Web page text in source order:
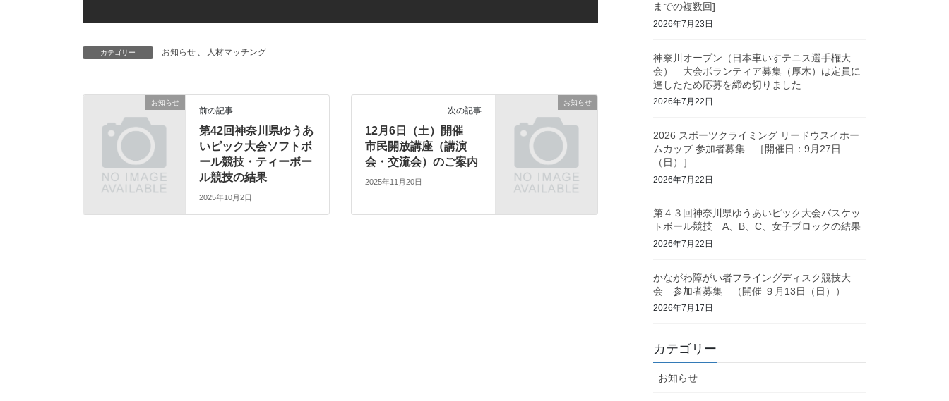
カテゴリー お知らせ 人材マッチング
お知らせ
前の記事
第42回神奈川県ゆうあ
いピック大会ソフトボ
ール競技・ティーボー
ル競技の結果
2025年10月2日
お知らせ
次の記事
12月6日（土）開催
市民開放講座（講演
会・交流会）のご案内
2025年11月20日
までの複数回]
2026年7月23日
神奈川オープン（日本車いすテニス選手権大
会） 大会ボランティア募集（厚木）は定員に
達したため応募を締め切りました
2026年7月22日
2026 スポーツクライミング リードウスイホー
ムカップ 参加者募集 ［開催日：9月27日
（日）］
2026年7月22日
第４３回神奈川県ゆうあいピック大会バスケッ
トボール競技 A、B、C、女子ブロックの結果
2026年7月22日
かながわ障がい者フライングディスク競技大
会 参加者募集 （開催 ９月13日（日））
2026年7月17日
カテゴリー
お知らせ